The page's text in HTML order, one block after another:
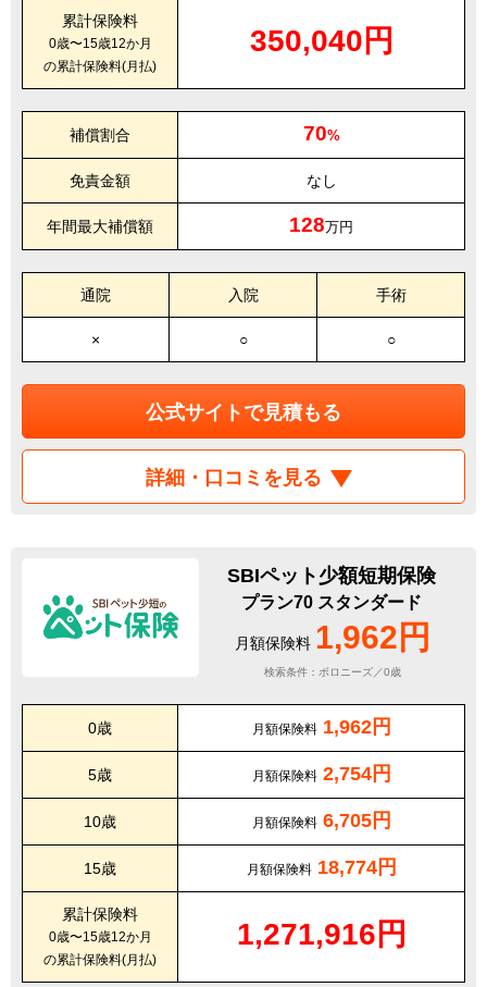
累計保険料
0歳〜15歳12か月
の累計保険料(月払)
350,040円
補償割合 70%
免責金額 なし
年間最大補償額 128万円
通院 入院 手術
× ○ ○
公式サイトで見積もる
詳細・口コミを見る
SBIペット少額短期保険
プラン70 スタンダード
月額保険料 1,962円
検索条件：ボロニーズ／0歳
0歳 月額保険料 1,962円
5歳 月額保険料 2,754円
10歳 月額保険料 6,705円
15歳 月額保険料 18,774円
累計保険料
0歳〜15歳12か月
の累計保険料(月払)
1,271,916円